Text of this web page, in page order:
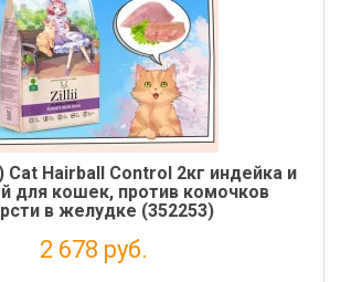
Cat Hairball Control 2кг индейка и
для кошек, против комочков
в желудке (352253)
2 678 руб.